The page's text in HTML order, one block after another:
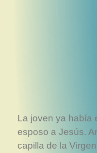
La joven ya había
esposo a Jesús.
capilla de la